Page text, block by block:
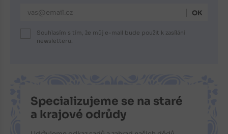
E-mailová adresa
Souhlasím s tím, že můj e-mail bude použit k zasílání
newsletteru.
Specializujeme se na staré
a krajové odrůdy